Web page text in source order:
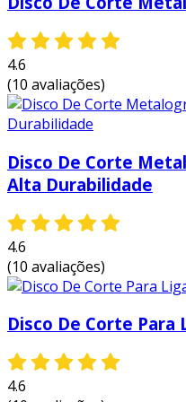
duração prolongada:
oferecem uma vida
reduzindo a
frequentes.
o
discos permitem
precisão,
qualidade em todos
discos facilitam o
tempo e esforço no
versatilidade:
polegadas são
4.6
(10 avaliações)
Disco De Corte
Alta Durabilidade
4.6
(10 avaliações)
Disco De Corte Para
4.6